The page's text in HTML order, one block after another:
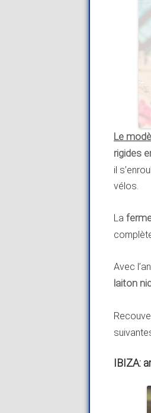
Le
rigides
il
vélos.
La
Avec
laiton
IBIZA: